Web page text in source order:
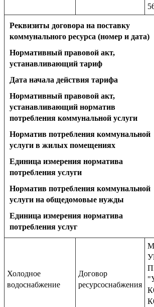
Реквизиты договора на поставку
коммунального ресурса (номер и дата)
Нормативный правовой акт,
устанавливающий тариф
Дата начала действия тарифа
Нормативный правовой акт,
устанавливающий норматив
потребления коммунальной услуги
Норматив потребления коммунальной
услуги в жилых помещениях
Единица измерения норматива
потребления услуги
Норматив потребления коммунальной
услуги на общедомовые нужды
Единица измерения норматива
потребления услуг
Холодное
водоснабжение
Договор
ресурсоснабжения